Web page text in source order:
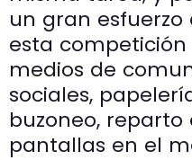
un gran
esta
medios de
sociales,
buzoneo, reparto
pantallas en el